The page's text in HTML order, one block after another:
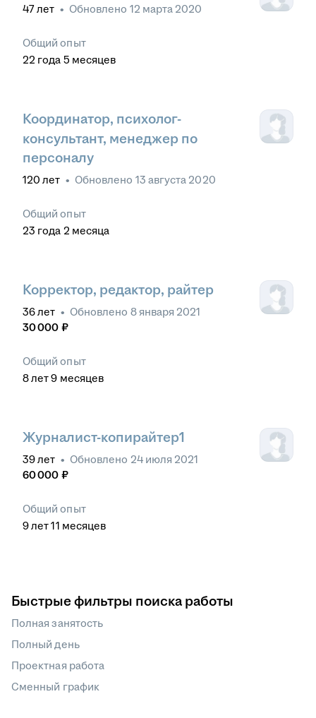
47лет • Обновлено 12 марта 2020
Общий опыт
22 года 5 месяцев
Координатор, психолог-
консультант, менеджер по
персоналу
120 лет • Обновлено 13 августа 2020
Общий опыт
23 года 2 месяца
Корректор, редактор, райтер
36лет • Обновлено 8 января 2021
30 000 ₽
Общий опыт
8лет 9 месяцев
Журналист-копирайтер1
39лет • Обновлено 24 июля 2021
60 000 ₽
Общий опыт
9лет 11 месяцев
Быстрые фильтры поиска работы
Полная занятость
Полный день
Проектная работа
Сменный график